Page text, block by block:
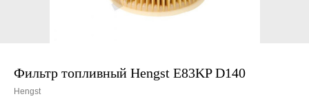
Фильтр топливный Hengst E83KP D140
Hengst